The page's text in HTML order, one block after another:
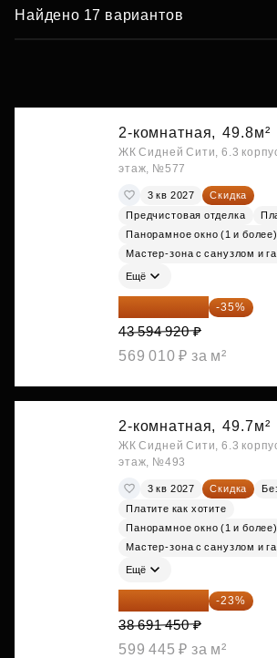
Найдено 17 вариантов
2-комнатная, 49.8м²
ЖК Сидней Сити, 6.3
этаж, №577
3 кв 2027
Скидка
Предчистовая отделка
Панорамное окно (1 и более)
Мастер-зона с санузлом и
Ещё
28 336 698 ₽ -35%
43 594 920 ₽
569 010 ₽ за м²
2-комнатная, 49.7м²
ЖК Сидней Сити, 6.3
этаж, №493
3 кв 2027 Скидка
Платите как хотите
Панорамное окно (1 и более)
Мастер-зона с санузлом и
Ещё
29 792 417 ₽ -23%
38 691 450 ₽
599 445 ₽ за м²